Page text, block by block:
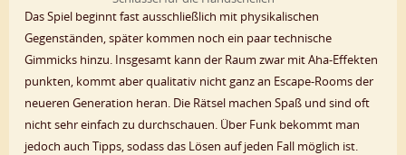
Das Spiel beginnt fast ausschließlich mit physikalischen
Gegenständen, später kommen noch ein paar technische
Gimmicks hinzu. Insgesamt kann der Raum zwar mit Aha-Effekten
punkten, kommt aber qualitativ nicht ganz an Escape-Rooms der
neueren Generation heran. Die Rätsel machen Spaß und sind oft
nicht sehr einfach zu durchschauen. Über Funk bekommt man
jedoch auch Tipps, sodass das Lösen auf jeden Fall möglich ist.